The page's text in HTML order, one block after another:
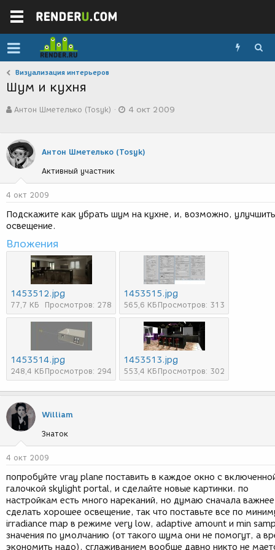
Визуализация интерьеров
Шум и кухня
в
р
т
е
Антон Шметелько (Tosyk)
а
о
и
4 окт 2009
Антон Шметелько (Tosyk)
Активный участник
4 окт 2009
Подскажите как убрать шум на кухне, и, возможно, улучшить
освещение.
Вложения
1453512.jpg
77,7 КБ Просмотров: 278
1453515.jpg
565,6 КБ Просмотров: 313
1453514.jpg
248,4 КБ Просмотров: 294
1453513.jpg
553,4 КБ Просмотров: 302
William
Знаток
4 окт 2009
попробуйте vray plane поставить в каждое окно с
галочкой skylight portal, и сделайте новые картинки. по
настройкам есть много нареканий, но думаю сначала важнее
сделать хорошее освещение, так что поставьте все по
irradiance map в режиме very low, adaptive amount и min
значения по умолчанию (от такого шума они не помогут, а
экономить надо), сглаживанием вообще давно никто не